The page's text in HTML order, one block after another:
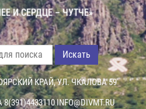
И СЕРДЦЕ – ЧУТЧЕ»
Искать
КРАЙ, УЛ. ЧКАЛОВА 59
INFO@DIVMT.RU